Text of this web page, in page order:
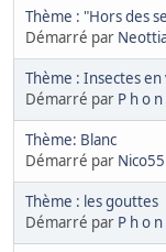
Thème : "Hors des
Démarré par
Thème : Insectes en
Démarré par P h o n
Thème: Blanc
Démarré par Nico55
Thème : les gouttes
Démarré par P h o n